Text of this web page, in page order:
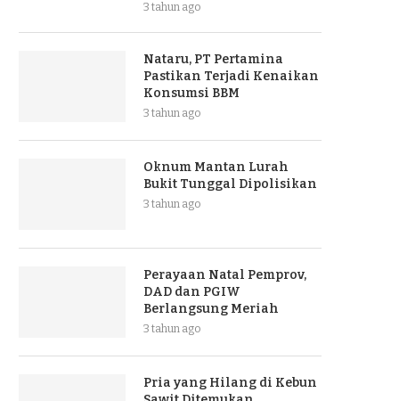
3 tahun ago
Nataru, PT Pertamina
Pastikan Terjadi Kenaikan
Konsumsi BBM
3 tahun ago
Oknum Mantan Lurah
Bukit Tunggal Dipolisikan
3 tahun ago
Perayaan Natal Pemprov,
DAD dan PGIW
Berlangsung Meriah
3 tahun ago
Pria yang Hilang di Kebun